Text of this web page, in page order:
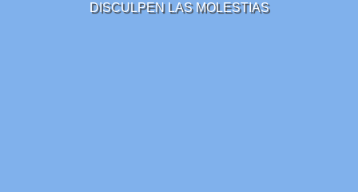
DISCULPEN LAS MOLESTIAS